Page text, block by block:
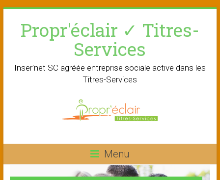
contentPropr'éclair ✓ Titres-
Services
Inser'net SC agréée entreprise sociale active dans les
Titres-Services
Menu